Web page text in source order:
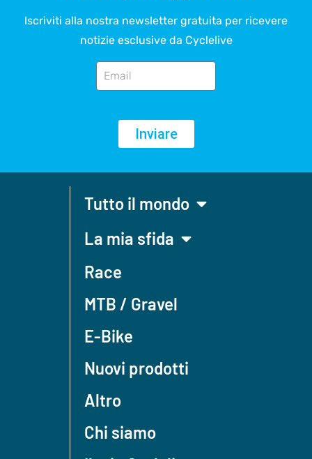
Iscriviti alla nostra newsletter gratuita per ricevere
notizie esclusive da Cyclelive
Inviare
Tutto il mondo
La mia sfida
Race
MTB / Gravel
E-Bike
Nuovi prodotti
Altro
Chi siamo